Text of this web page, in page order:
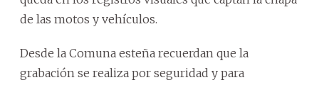
de las motos y vehículos.
Desde la Comuna esteña recuerdan que la
grabación se realiza por seguridad y para